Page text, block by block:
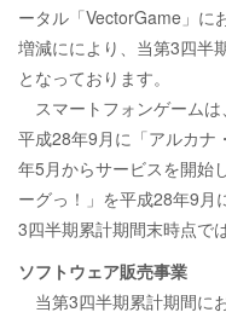
ータル「VectorGame」に
増減ににより、当第3四半
となっております。
スマートフォンゲームは
平成28年9月に「アルカナ
年5月からサービスを開始
ーグっ！」を平成28年9月
3四半期累計期間末時点で
ソフトウェア販売事業
当第3四半期累計期間に